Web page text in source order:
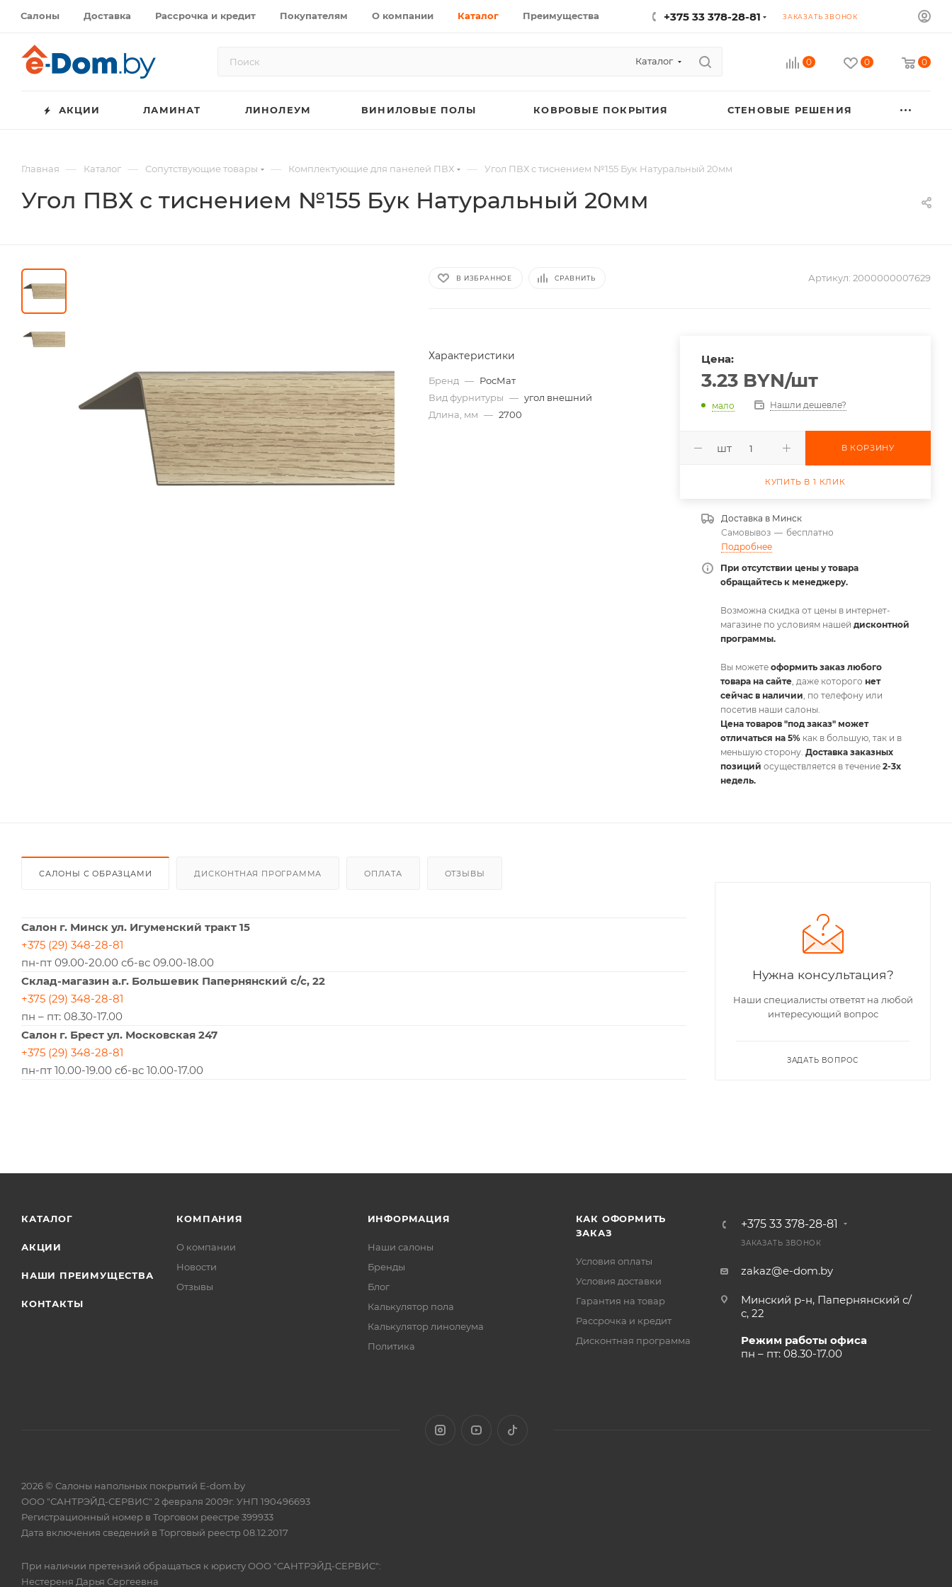
Салоны Доставка Рассрочка и кредит Покупателям О компании Каталог Преимущества +375 33 378-28-81 ЗАКАЗАТЬ ЗВОНОК
Каталог 0 0 0
АКЦИИ ЛАМИНАТ ЛИНОЛЕУМ ВИНИЛОВЫЕ ПОЛЫ КОВРОВЫЕ ПОКРЫТИЯ СТЕНОВЫЕ РЕШЕНИЯ
Главная — Каталог — Сопутствующие товары — Комплектующие для панелей ПВХ — Угол ПВХ с тиснением №155 Бук Натуральный 20мм
Угол ПВХ с тиснением №155 Бук Натуральный 20мм
В ИЗБРАННОЕ СРАВНИТЬ Артикул: 2000000007629
Характеристики
Бренд — РосМат
Вид фурнитуры — угол внешний
Длина, мм — 2700
Цена:
3.23BYN/шт
мало Нашли дешевле?
шт В КОРЗИНУ
КУПИТЬ В 1 КЛИК
Доставка в Минск
Самовывоз — бесплатно
Подробнее
При отсутствии цены у товара
обращайтесь к менеджеру.
Возможна скидка от цены в интернет-
магазине по условиям нашей дисконтной
программы.
Вы можете оформить заказ любого
товара на сайте, даже которого нет
сейчас в наличии, по телефону или
посетив наши салоны.
Цена товаров "под заказ" может
отличаться на 5%как в большую, так и в
меньшую сторону. Доставка заказных
позиций осуществляется в течение 2-3х
недель.
САЛОНЫ С ОБРАЗЦАМИ ДИСКОНТНАЯ ПРОГРАММА ОПЛАТА ОТЗЫВЫ
Салон г. Минск ул. Игуменский тракт 15
+375 (29) 348-28-81
пн-пт 09.00-20.00 сб-вс 09.00-18.00
Склад-магазин а.г. Большевик Папернянский с/с, 22
+375 (29) 348-28-81
пн – пт: 08.30-17.00
Салон г. Брест ул. Московская 247
+375 (29) 348-28-81
пн-пт 10.00-19.00 сб-вс 10.00-17.00
Нужна консультация?
Наши специалисты ответят на любой
интересующий вопрос
ЗАДАТЬ ВОПРОС
КАТАЛОГ
АКЦИИ
НАШИ ПРЕИМУЩЕСТВА
КОНТАКТЫ
КОМПАНИЯ
О компании
Новости
Отзывы
ИНФОРМАЦИЯ
Наши салоны
Бренды
Блог
Калькулятор пола
Калькулятор линолеума
Политика
КАК ОФОРМИТЬ
ЗАКАЗ
Условия оплаты
Условия доставки
Гарантия на товар
Рассрочка и кредит
Дисконтная программа
+375 33 378-28-81
ЗАКАЗАТЬ ЗВОНОК
zakaz@e-dom.by
Минский р-н, Папернянский с/
с, 22
Режим работы офиса
пн – пт: 08.30-17.00
2026 © Салоны напольных покрытий E-dom.by
ООО "САНТРЭЙД-СЕРВИС" 2 февраля 2009г. УНП 190496693
Регистрационный номер в Торговом реестре 399933
Дата включения сведений в Торговый реестр 08.12.2017
При наличии претензий обращаться к юристу ООО "САНТРЭЙД-СЕРВИС":
Нестереня Дарья Сергеевна